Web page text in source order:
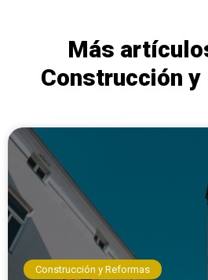
Más
Construcción y
Construcción y Reformas